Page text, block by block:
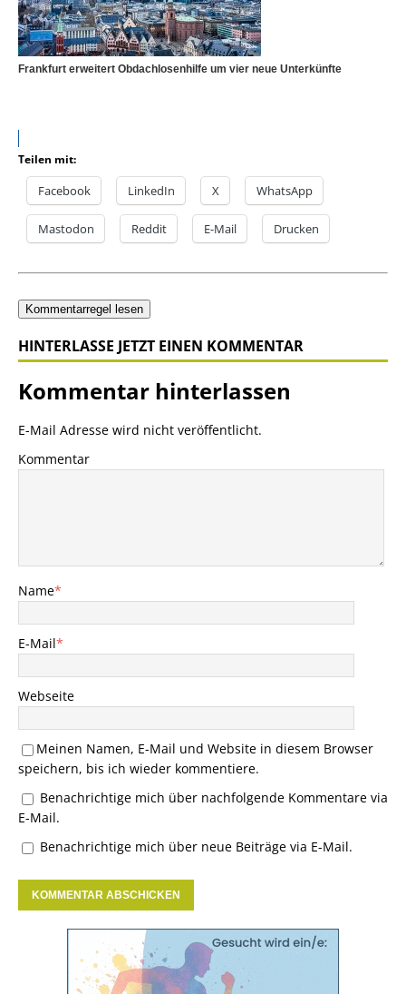
Frankfurt erweitert Obdachlosenhilfe um vier neue Unterkünfte
Teilen mit:
Facebook LinkedIn X WhatsApp
Mastodon Reddit E-Mail Drucken
Kommentarregel lesen
HINTERLASSE JETZT EINEN KOMMENTAR
Kommentar hinterlassen
E-Mail Adresse wird nicht veröffentlicht.
Kommentar
Name*
E-Mail*
Webseite
Meinen Namen, E-Mail und Website in diesem Browser
speichern, bis ich wieder kommentiere.
Benachrichtige mich über nachfolgende Kommentare via
E-Mail.
Benachrichtige mich über neue Beiträge via E-Mail.